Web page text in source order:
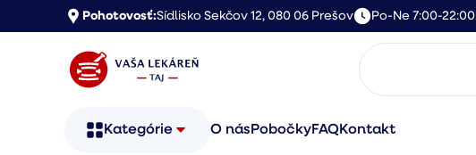
Pohotovosť:Sídlisko Sekčov 12, 080 06 Prešov Po-Ne 7:00-22:00
Kategórie O nás PobočkyFAQKontakt